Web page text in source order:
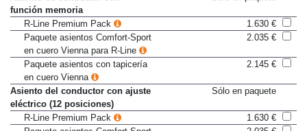
Asiento de conductor con
función memoria
R-Line Premium Pack
1.630 €
Paquete asientos Comfort-Sport
en cuero Vienna para R-Line
Paquete asientos con tapicería
en cuero Vienna
Asiento del conductor con ajuste
eléctrico (12 posiciones)
R-Line Premium Pack
1.630 €